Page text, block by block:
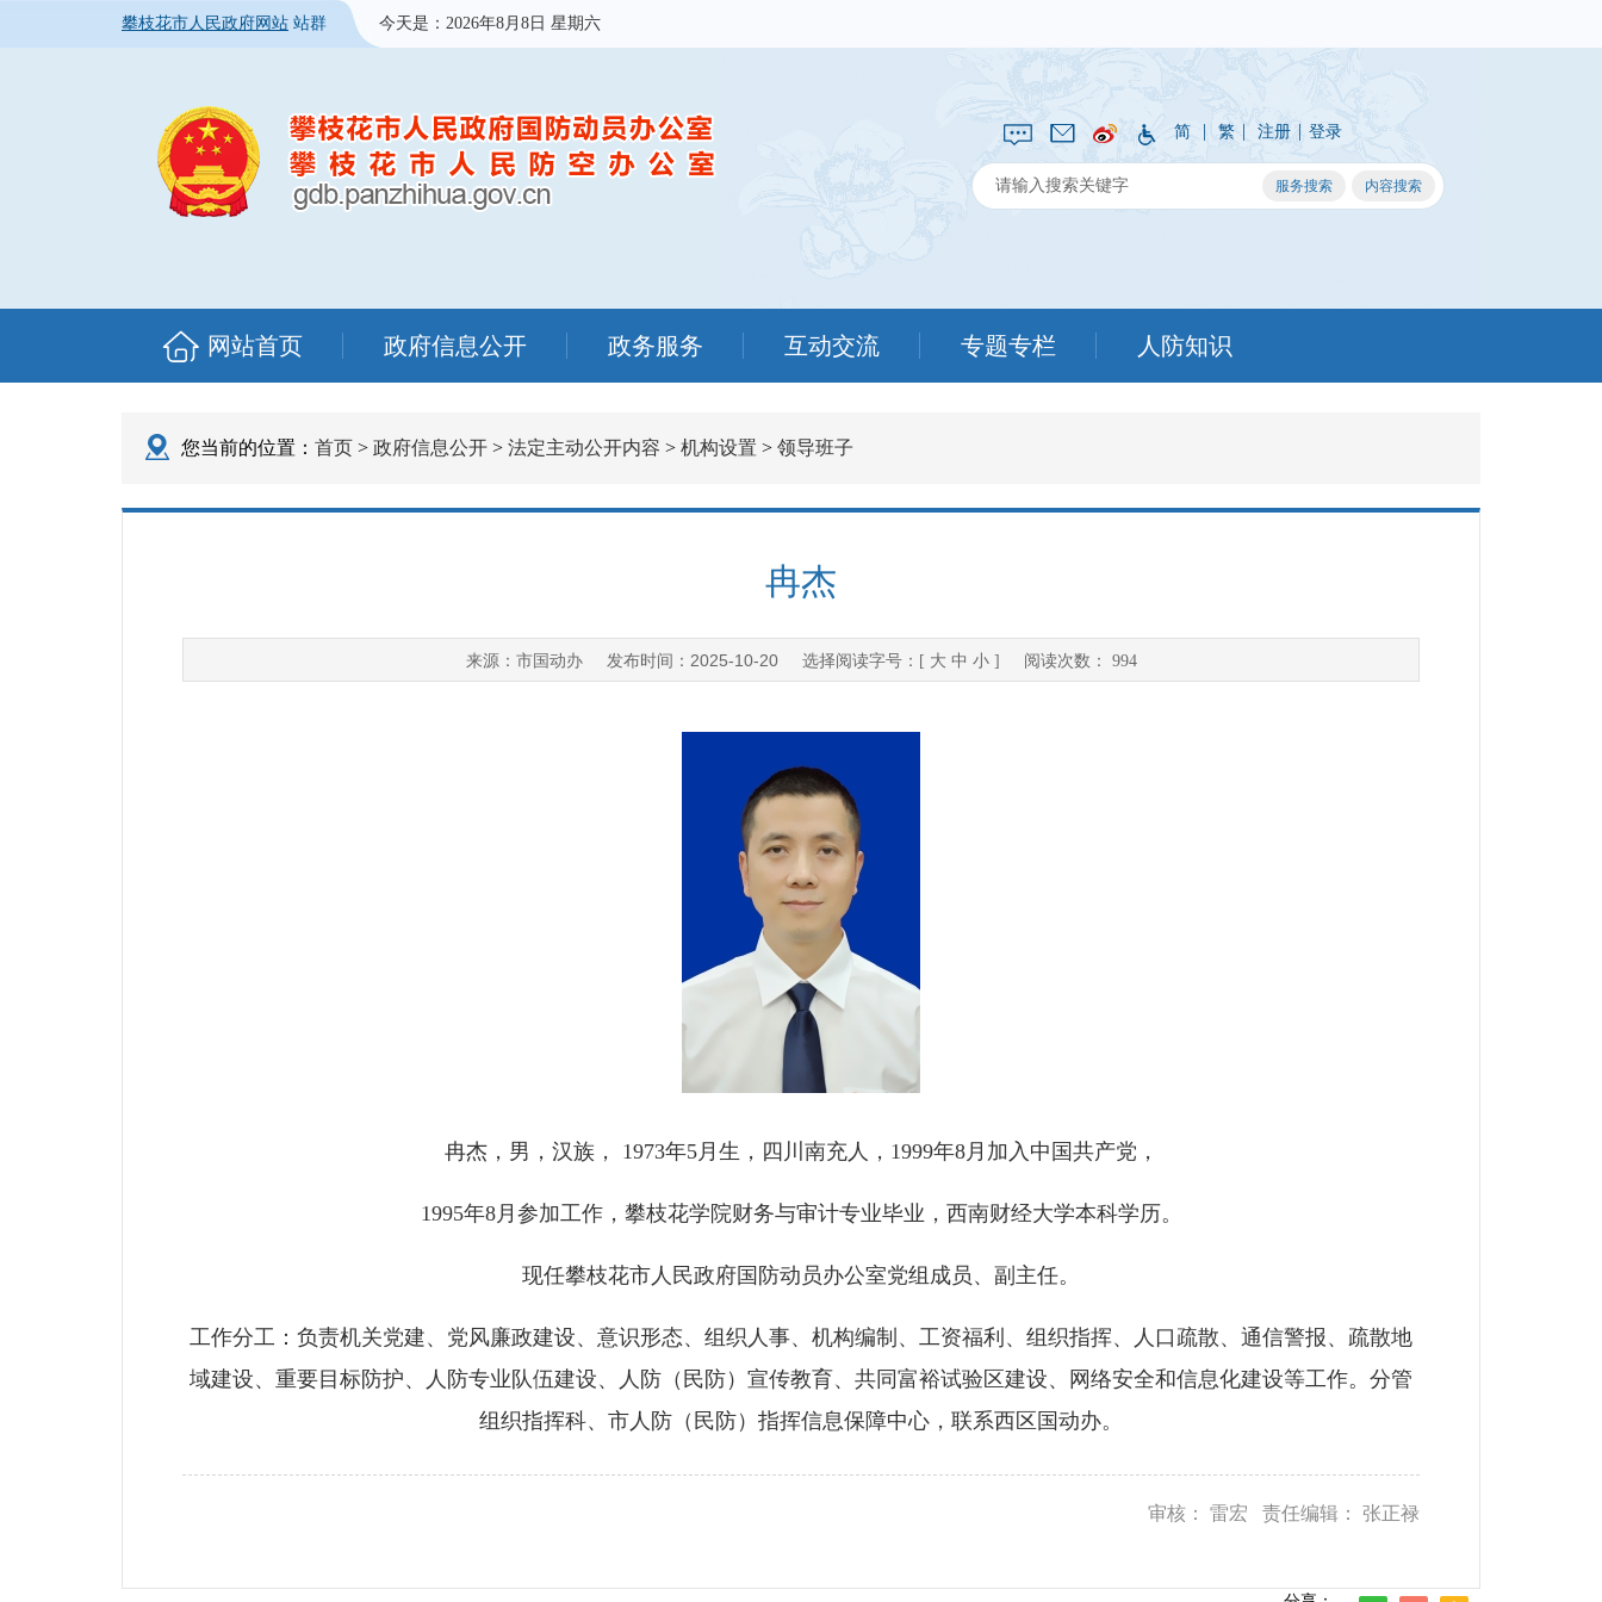
攀枝花市人民政府网站 站群 今天是： 2026年8月8日 星期六
简 | 繁 | 注册 | 登录
网站首页 政府信息公开 政务服务 互动交流 专题专栏 人防知识
您当前的位置： 首页 > 政府信息公开 > 法定主动公开内容 > 机构设置 > 领导班子
冉杰
来源： 市国动办发布时间： 2025-10-20选择阅读字号：[ 大 中 小] 阅读次数： 994
冉杰，男，汉族， 1973年5月生，四川南充人，1999年8月加入中国共产党，
1995年8月参加工作，攀枝花学院财务与审计专业毕业，西南财经大学本科学历。
现任攀枝花市人民政府国防动员办公室党组成员、副主任。
工作分工：负责机关党建、党风廉政建设、意识形态、组织人事、机构编制、工资福利、组织指挥、人口疏散、通信警报、疏散地
域建设、重要目标防护、人防专业队伍建设、人防（民防）宣传教育、共同富裕试验区建设、网络安全和信息化建设等工作。分管
组织指挥科、市人防（民防）指挥信息保障中心，联系西区国动办。
审核： 雷宏 责任编辑： 张正禄